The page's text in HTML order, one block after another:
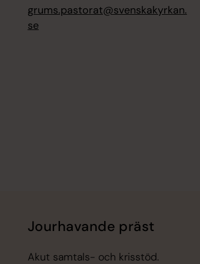
grums.pastorat@svenskakyrkan.
se
Jourhavande präst
Akut samtals- och krisstöd.